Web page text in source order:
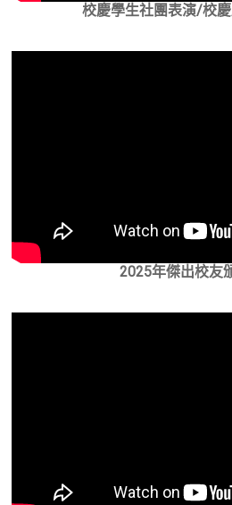
校慶學生社團表演/校
2025年傑出校友